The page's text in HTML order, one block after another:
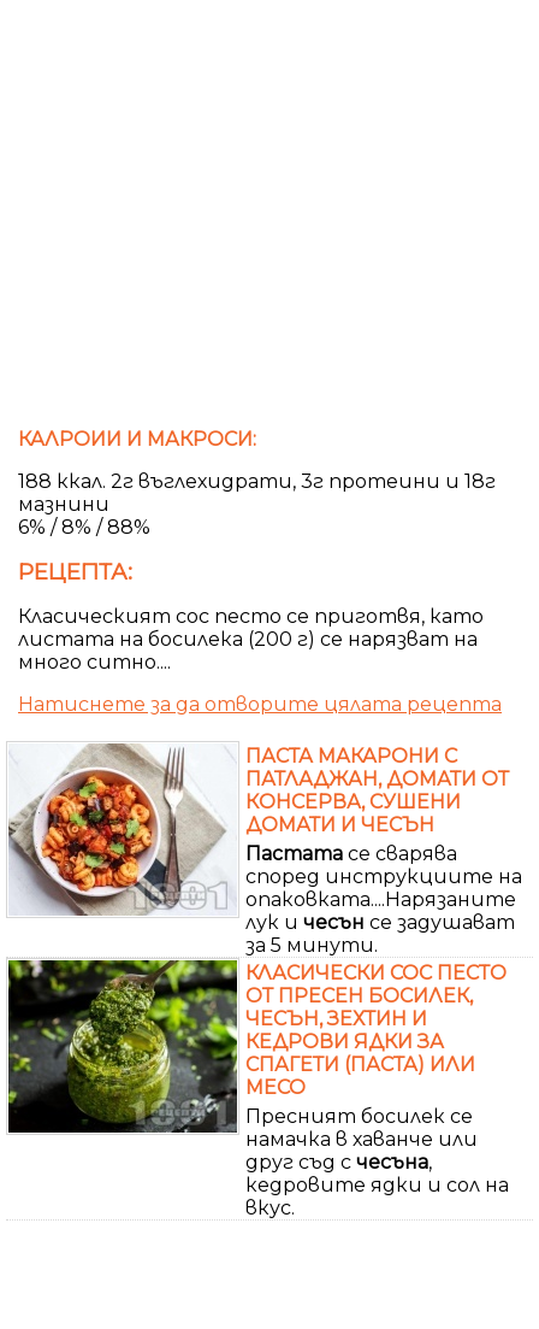
КАЛРОИИ И МАКРОСИ:
188 ккал. 2г въглехидрати, 3г протеини и 18г
мазнини
6% / 8% / 88%
РЕЦЕПТА:
Класическият сос песто се приготвя, като
листата на босилека (200 г) се нарязват на
много ситно....
Натиснете за да отворите цялата рецепта
ПАСТА МАКАРОНИ С
ПАТЛАДЖАН, ДОМАТИ ОТ
КОНСЕРВА, СУШЕНИ
ДОМАТИ И ЧЕСЪН
Пастата се сварява
според инструкциите на
опаковката....Нарязаните
лук и чесън се задушават
за 5 минути.
КЛАСИЧЕСКИ СОС ПЕСТО
ОТ ПРЕСЕН БОСИЛЕК,
ЧЕСЪН, ЗЕХТИН И
КЕДРОВИ ЯДКИ ЗА
СПАГЕТИ (ПАСТА) ИЛИ
МЕСО
Пресният босилек се
намачка в хаванче или
друг съд с чесъна,
кедровите ядки и сол на
вкус.